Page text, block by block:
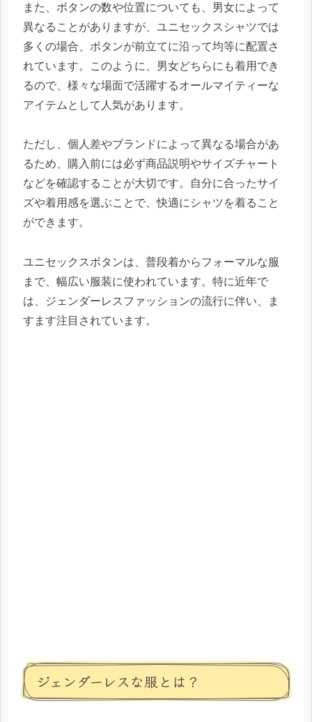
また、ボタンの数や位置についても、男女によって
異なることがありますが、ユニセックスシャツでは
多くの場合、ボタンが前立てに沿って均等に配置さ
れています。このように、男女どちらにも着用でき
るので、様々な場面で活躍するオールマイティーな
アイテムとして人気があります。
ただし、個人差やブランドによって異なる場合があ
るため、購入前には必ず商品説明やサイズチャート
などを確認することが大切です。自分に合ったサイ
ズや着用感を選ぶことで、快適にシャツを着ること
ができます。
ユニセックスボタンは、普段着からフォーマルな服
まで、幅広い服装に使われています。特に近年で
は、ジェンダーレスファッションの流行に伴い、ま
すます注目されています。
ジェンダーレスな服とは？